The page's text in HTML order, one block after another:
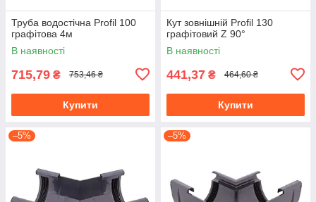
Труба водостічна Profil 100
графітова 4м
В наявності
715,79 ₴ 753,46 ₴
Купити
Кут зовнішній Profil 130
графітовий Z 90°
В наявності
441,37 ₴ 464,60 ₴
Купити
–5% –5%